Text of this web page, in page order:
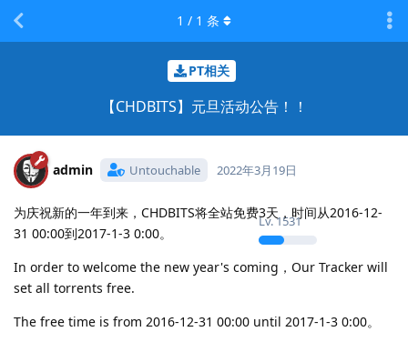
PT相关
【CHDBITS】元旦活动公告！！
1 / 1 条
admin Untouchable
Lv.1531
2022年3月19日
为庆祝新的一年到来，CHDBITS将全站免费3天，时间从2016-12-
31 00:00到2017-1-3 0:00。
In order to welcome the new year's coming，Our Tracker will
set all torrents free.
The free time is from 2016-12-31 00:00 until 2017-1-3 0:00。